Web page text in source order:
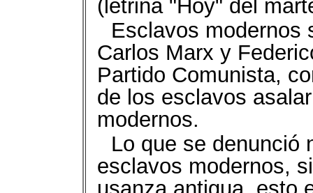
(letrina "Hoy" del
Esclavos modernos
Carlos Marx y
Partido Comunista,
de los esclavos
modernos.
Lo que se denunció
esclavos modernos,